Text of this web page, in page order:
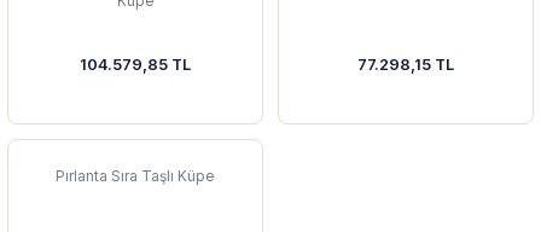
104.579,85 TL 77.298,15 TL
Pırlanta Sıra Taşlı Küpe